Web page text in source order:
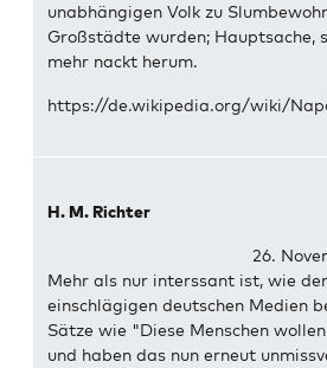
unabhängigen Volk zu
Großstädte wurden; Hauptsache,
mehr nackt herum.
https://de.wikipedia.org/wiki/
H. M. Richter
26.
Mehr als nur interssant ist, wie
einschlägigen deutschen Medien
Sätze wie "Diese Menschen
und haben das nun erneut